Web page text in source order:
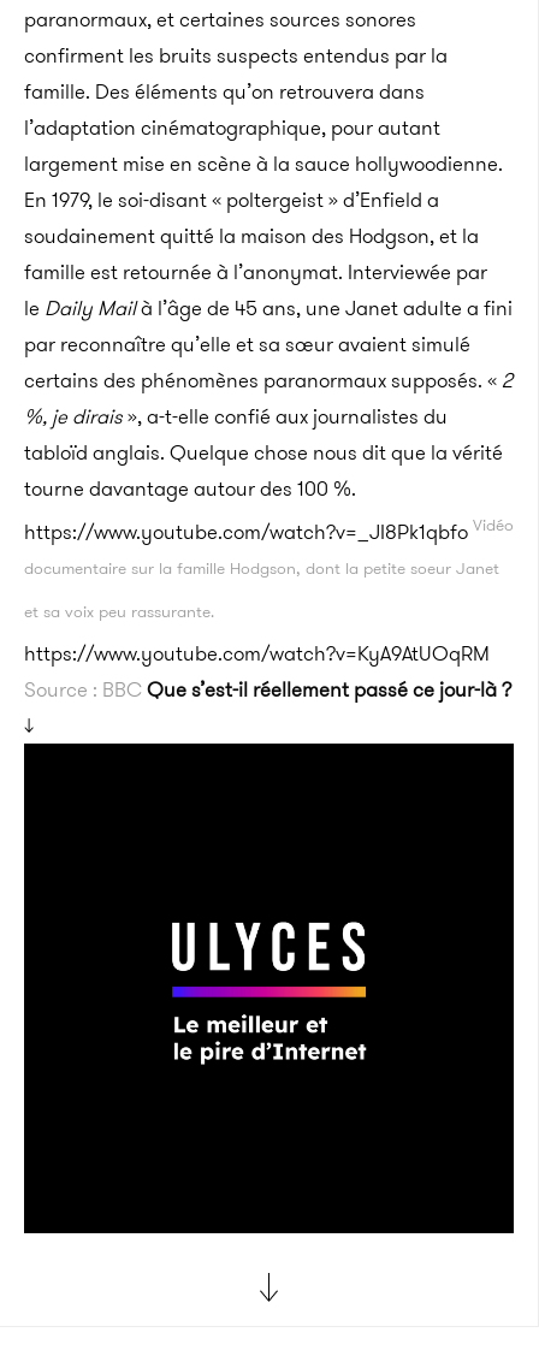
paranormaux, et certaines sources sonores
confirment les bruits suspects entendus par la
famille. Des éléments qu’on retrouvera dans
l’adaptation cinématographique, pour autant
largement mise en scène à la sauce hollywoodienne.
En 1979, le soi-disant « poltergeist » d’Enfield a
soudainement quitté la maison des Hodgson, et la
famille est retournée à l’anonymat. Interviewée par
le Daily Mailà l’âge de 45 ans, une Janet adulte a fini
par reconnaître qu’elle et sa sœur avaient simulé
certains des phénomènes paranormaux supposés. « 2
%, je dirais», a-t-elle confié aux journalistes du
tabloïd anglais. Quelque chose nous dit que la vérité
tourne davantage autour des 100 %.
https://www.youtube.com/watch?v=_JI8Pk1qbfo Vidéo
documentaire sur la famille Hodgson, dont la petite soeur Janet
et sa voix peu rassurante.
https://www.youtube.com/watch?v=KyA9AtUOqRM
Source : BBCQue s’est-il réellement passé ce jour-là ?
↓